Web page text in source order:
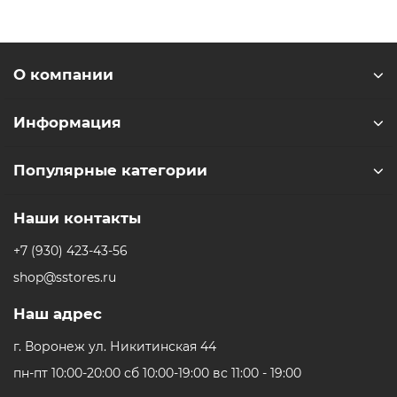
функциональное устройство, которое станет
* - Актуальную стоимость и наличие товара, а также
менеджеров магазина.
обязательные приложения, в том числе единый
О компании
Информация
Популярные категории
Наши контакты
+7 (930) 423-43-56
shop@sstores.ru
Наш адрес
г. Воронеж ул. Никитинская 44
пн-пт 10:00-20:00 сб 10:00-19:00 вс 11:00 - 19:00